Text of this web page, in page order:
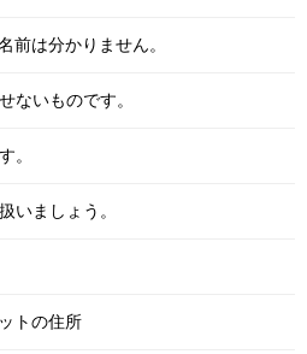
前は分かりません。
ないものです。
。
いましょう。
トの住所